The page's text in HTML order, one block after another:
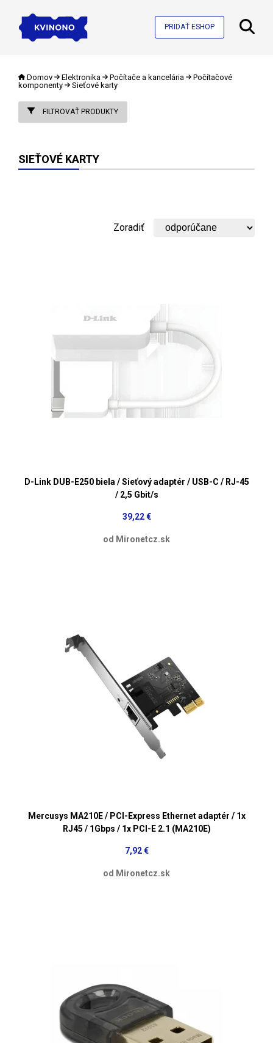
PRIDAŤ ESHOP
Domov Elektronika Počítače a kancelária
Počítačové
komponenty
Sieťové karty
FILTROVAŤ PRODUKTY
SIEŤOVÉ KARTY
Zoradiť
D-Link DUB-E250 biela / Sieťový adaptér / USB-C / RJ-45
/ 2,5 Gbit/s
39,22 €
od Mironetcz.sk
Mercusys MA210E / PCI-Express Ethernet adaptér / 1x
RJ45 / 1Gbps / 1x PCI-E 2.1 (MA210E)
7,92 €
od Mironetcz.sk